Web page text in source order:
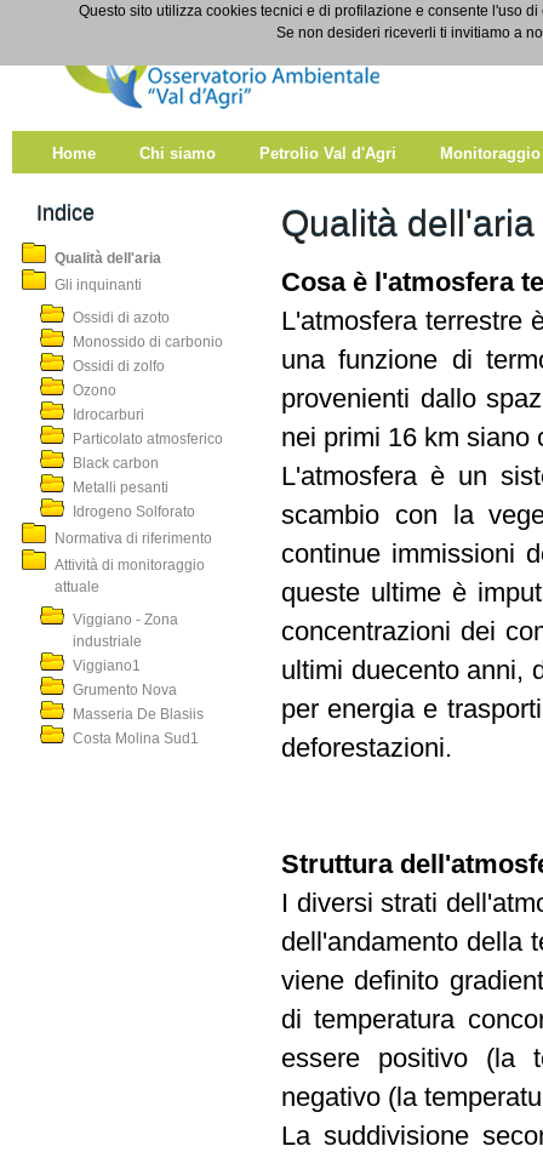
Salta al contenuto
Qualità dell'aria
Home Chi siamo Petrolio Val d'Agri Monitoraggio
Indice
Qualità dell'aria
Gli inquinanti
Ossidi di azoto
Monossido di carbonio
Ossidi di zolfo
Ozono
Idrocarburi
Particolato atmosferico
Black carbon
Metalli pesanti
Idrogeno Solforato
Normativa di riferimento
Attività di monitoraggio
attuale
Viggiano - Zona
industriale
Viggiano1
Grumento Nova
Masseria De Blasiis
Costa Molina Sud1
Qualità dell'aria
Cosa è l'atmosfera
L'atmosfera terrestre
una funzione di
provenienti dallo
nei primi 16 km
L'atmosfera è un
scambio con la
continue immissioni
queste ultime è
concentrazioni dei
ultimi duecento anni,
per energia e
deforestazioni.
Struttura
I diversi strati
dell'andamento della
viene definito
di temperatura
essere positivo (la
negativo (la
La suddivisione
Questo sito utilizza cookies tecnici e di profilazione e consente l'uso
Se non desideri riceverli ti invitiamo a